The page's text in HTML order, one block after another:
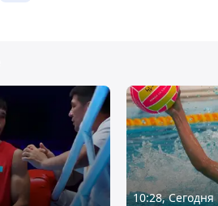
10:28, Сегодня